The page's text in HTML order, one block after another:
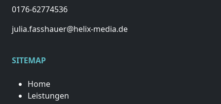
0176-62774536
julia.fasshauer@helix-media.de
SITEMAP
Home
Leistungen